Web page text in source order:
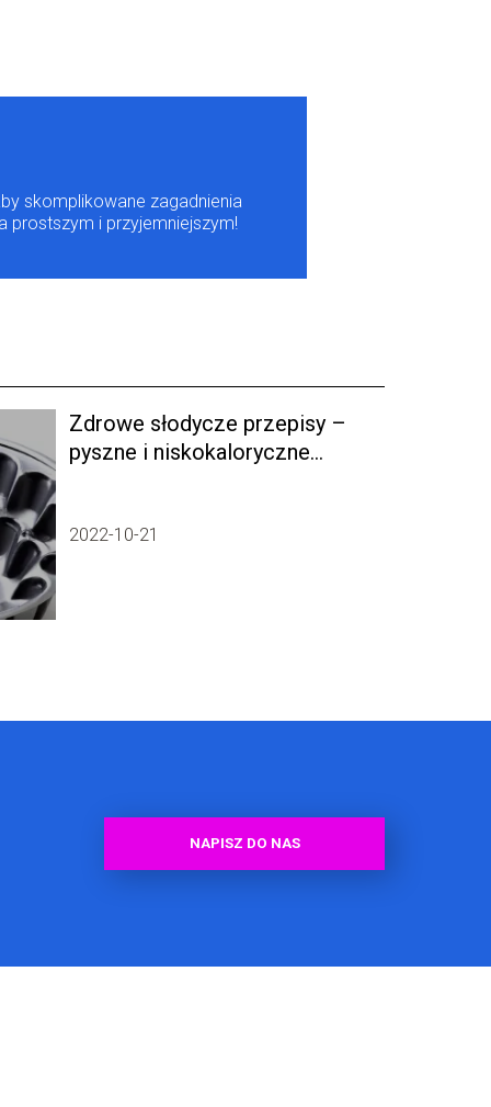
skomplikowane zagadnienia
prostszym i przyjemniejszym!
Zdrowe słodycze przepisy –
pyszne i niskokaloryczne
2022-10-21
NAPISZ DO NAS